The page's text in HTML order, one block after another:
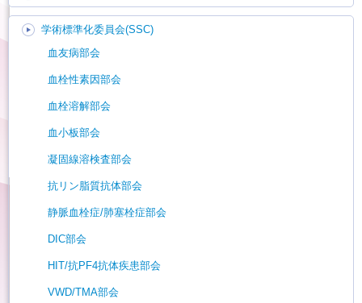
学術標準化委員会(SSC)
血友病部会
血栓性素因部会
血栓溶解部会
血小板部会
凝固線溶検査部会
抗リン脂質抗体部会
静脈血栓症/肺塞栓症部会
DIC部会
HIT/抗PF4抗体疾患部会
VWD/TMA部会